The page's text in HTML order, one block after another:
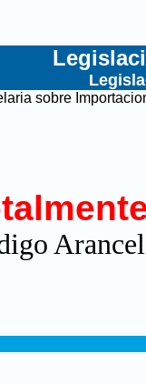
sobre